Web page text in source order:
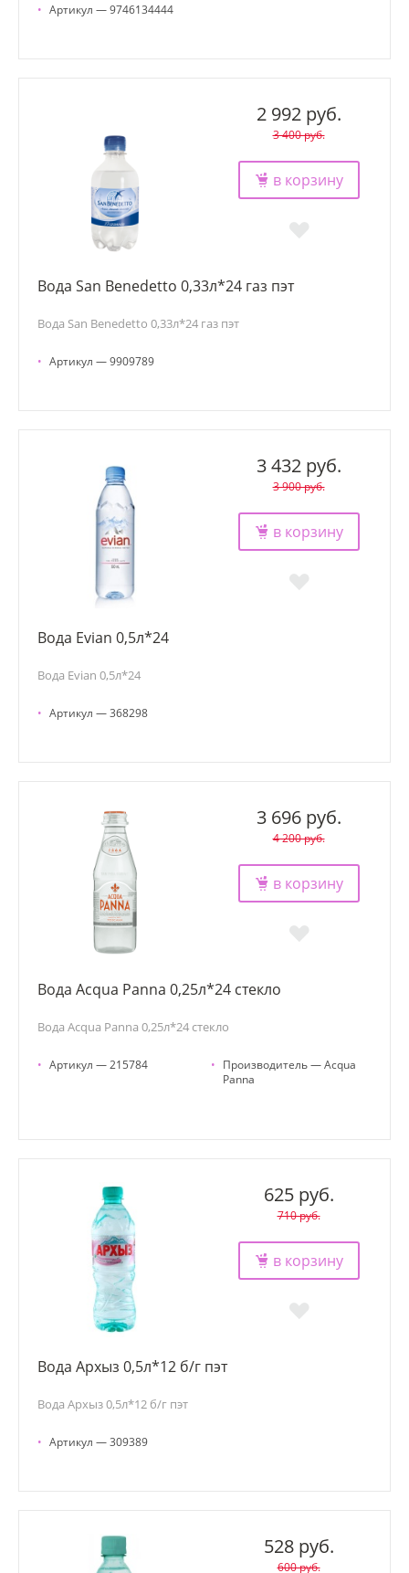
• Артикул — 9746134444
2 992 руб.
3 400 руб.
в корзину
Вода San Benedetto 0,33л*24 газ пэт
Вода San Benedetto 0,33л*24 газ пэт
• Артикул — 9909789
3 432 руб.
3 900 руб.
в корзину
Вода Evian 0,5л*24
Вода Evian 0,5л*24
• Артикул — 368298
3 696 руб.
4 200 руб.
в корзину
Вода Acqua Panna 0,25л*24 стекло
Вода Acqua Panna 0,25л*24 стекло
• Артикул — 215784 • Производитель — Acqua
Panna
625 руб.
710 руб.
в корзину
Вода Архыз 0,5л*12 б/г пэт
Вода Архыз 0,5л*12 б/г пэт
• Артикул — 309389
528 руб.
600 руб.